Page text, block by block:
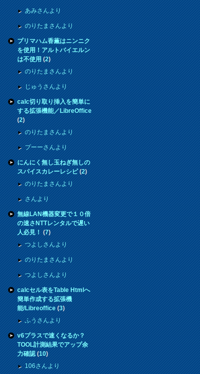
あみさんより
のりたまさんより
プリマハム香薫はニンニク
を使用！アルトバイエルン
は不使用(2)
のりたまさんより
じゅうさんより
calc切り取り挿入を簡単に
する拡張機能／LibreOffice
(2)
のりたまさんより
プーーさんより
にんにく無し玉ねぎ無しの
スパイスカレーレシピ(2)
のりたまさんより
さんより
無線LAN機器変更で１０倍
の速さNTTレンタルで遅い
人必見！(7)
つよしさんより
のりたまさんより
つよしさんより
calcセル表をTable Htmlへ
簡単作成する拡張機
能/Libreoffice(3)
ふうさんより
v6プラスで速くなるか？
TOOL計測結果でアップ余
力確認(10)
106さんより